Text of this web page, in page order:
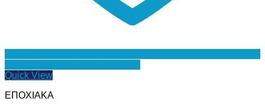
Quick View
ΕΠΟΧΙΑΚΑ